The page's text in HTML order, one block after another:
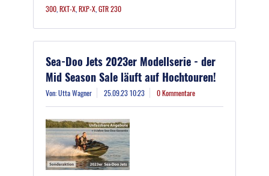
300, RXT-X, RXP-X, GTR 230
Sea-Doo Jets 2023er Modellserie - der
Mid Season Sale läuft auf Hochtouren!
Von: Utta Wagner 25.09.23 10:23 0 Kommentare